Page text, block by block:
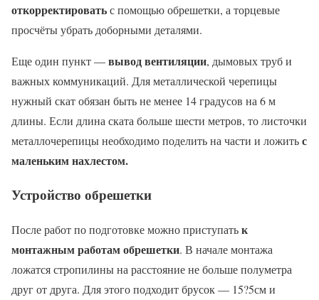
откорректироватьс помощью обрешетки, а торцевые
просчёты убрать доборными деталями.
Еще один пункт —вывод вентиляции, дымовых труб и
важных коммуникаций. Для металлической черепицы
нужный скат обязан быть не менее 14 градусов на 6 м
длины. Если длина ската больше шести метров, то листочки
металлочерепицы необходимо поделить на части и ложитьс
маленьким нахлестом.
Устройство обрешетки
После работ по подготовке можно приступатьк
монтажным работам обрешетки. В начале монтажа
ложатся стропилины на расстояние не больше полуметра
друг от друга. Для этого подходит брусок — 15?5см и